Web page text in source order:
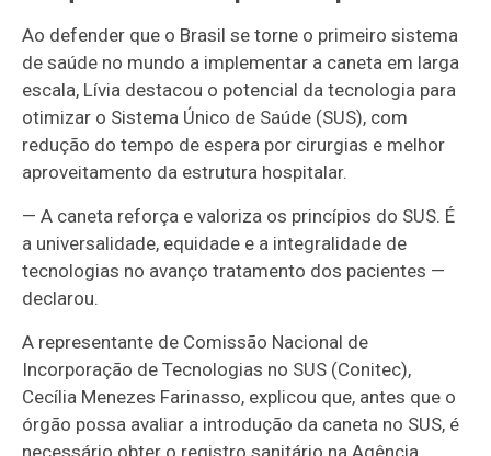
Ao defender que o Brasil se torne o primeiro sistema
de saúde no mundo a implementar a caneta em larga
escala, Lívia destacou o potencial da tecnologia para
otimizar o Sistema Único de Saúde (SUS), com
redução do tempo de espera por cirurgias e melhor
aproveitamento da estrutura hospitalar.
— A caneta reforça e valoriza os princípios do SUS. É
a universalidade, equidade e a integralidade de
tecnologias no avanço tratamento dos pacientes —
declarou.
A representante de Comissão Nacional de
Incorporação de Tecnologias no SUS (Conitec),
Cecília Menezes Farinasso, explicou que, antes que o
órgão possa avaliar a introdução da caneta no SUS, é